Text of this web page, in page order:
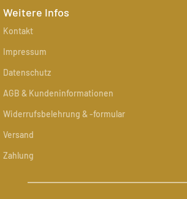
Weitere Infos
Kontakt
Impressum
Datenschutz
AGB & Kundeninformationen
Widerrufsbelehrung & -formular
Versand
Zahlung